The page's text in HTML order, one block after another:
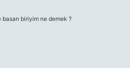
basan biriyim ne demek ?